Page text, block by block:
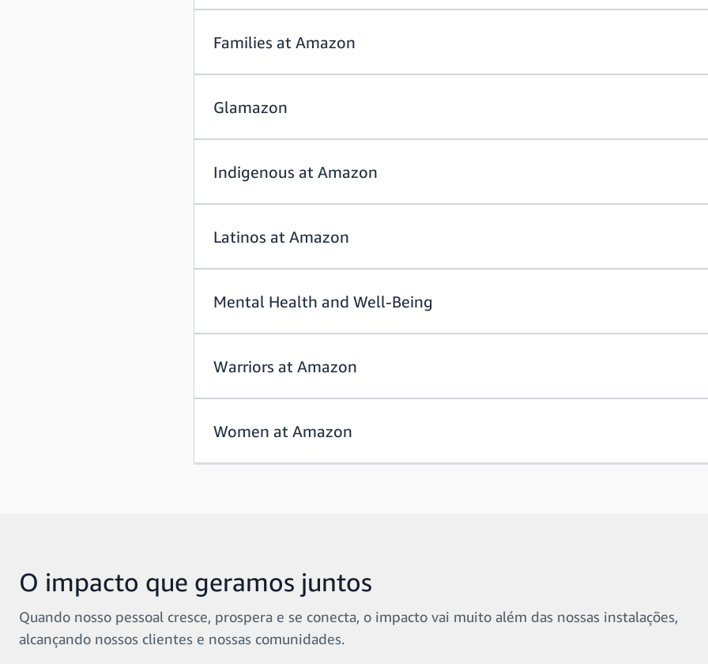
Families at Amazon
Glamazon
Indigenous at Amazon
Latinos at Amazon
Mental Health and Well-Being
Warriors at Amazon
Women at Amazon
O impacto que geramos juntos
Quando nosso pessoal cresce, prospera e se conecta, o impacto vai muito além das nossas instalações,
alcançando nossos clientes e nossas comunidades.